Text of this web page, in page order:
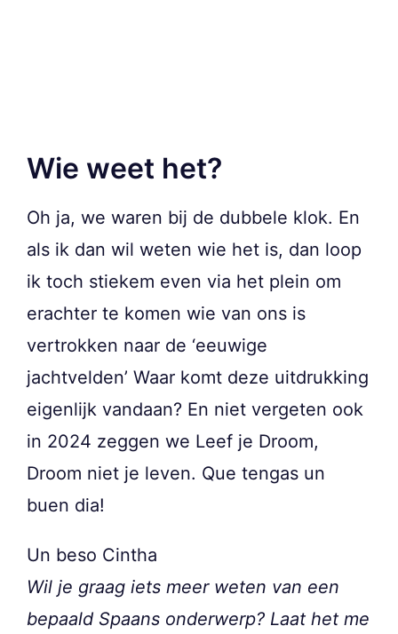
Wie weet het?
Oh ja, we waren bij de dubbele klok. En
als ik dan wil weten wie het is, dan loop
ik toch stiekem even via het plein om
erachter te komen wie van ons is
vertrokken naar de ‘eeuwige
jachtvelden’ Waar komt deze uitdrukking
eigenlijk vandaan? En niet vergeten ook
in 2024 zeggen we Leef je Droom,
Droom niet je leven. Que tengas un
buen dia!
Un beso Cintha
Wil je graag iets meer weten van een
bepaald Spaans onderwerp? Laat het me